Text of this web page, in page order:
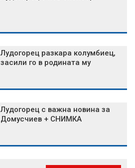
Лудогорец разкара колумбиец,
засили го в родината му
Лудогорец с важна новина за
Домусчиев + СНИМКА